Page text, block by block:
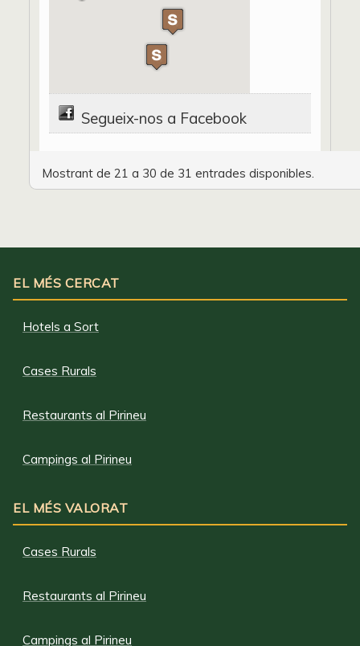
Segueix-nos a Facebook
Mostrant de 21 a 30 de 31 entrades disponibles.
EL MÉS CERCAT
Hotels a Sort
Cases Rurals
Restaurants al Pirineu
Campings al Pirineu
EL MÉS VALORAT
Cases Rurals
Restaurants al Pirineu
Campings al Pirineu